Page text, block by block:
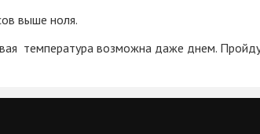
выше ноля.
температура возможна даже днем.